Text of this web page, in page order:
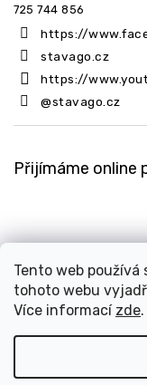
Tento web používá
tohoto webu
Více informací zde.
725 744 856
https://
stavago.cz
https://
@stavago.cz
Přijímáme online
Copyright 2026